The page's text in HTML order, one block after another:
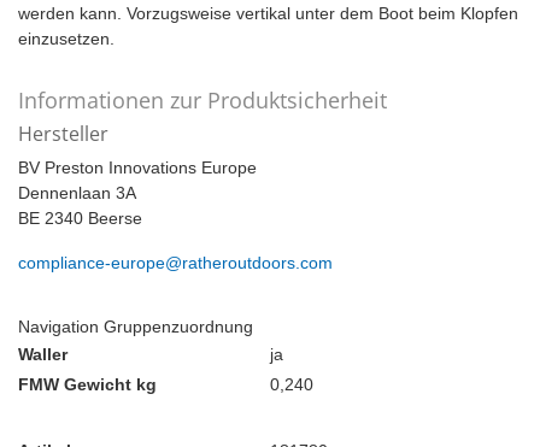
werden kann. Vorzugsweise vertikal unter dem Boot beim Klopfen
einzusetzen.
Informationen zur Produktsicherheit
Hersteller
BV Preston Innovations Europe
Dennenlaan 3A
BE 2340 Beerse
compliance-europe@ratheroutdoors.com
Navigation Gruppenzuordnung
Waller
ja
FMW Gewicht kg
0,240